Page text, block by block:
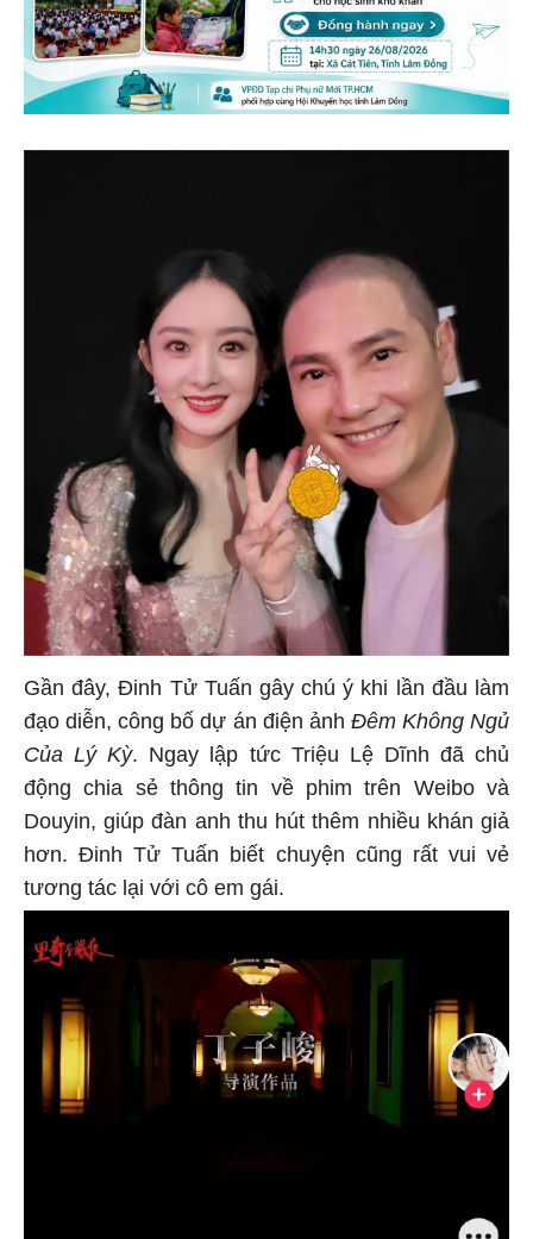
Gần đây, Đinh Tử Tuấn gây chú ý khi lần đầu làm
đạo diễn, công bố dự án điện ảnh Đêm Không Ngủ
Của Lý Kỳ. Ngay lập tức Triệu Lệ Dĩnh đã chủ
động chia sẻ thông tin về phim trên Weibo và
Douyin, giúp đàn anh thu hút thêm nhiều khán giả
hơn. Đinh Tử Tuấn biết chuyện cũng rất vui vẻ
tương tác lại với cô em gái.